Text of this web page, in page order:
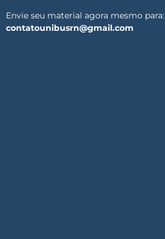
Envie seu material agora mesmo para:
contatounibusrn@gmail.com